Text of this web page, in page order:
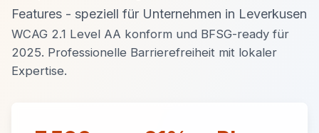
Features - speziell für Unternehmen in Leverkusen
WCAG 2.1 Level AA konform und BFSG-ready für
2025. Professionelle Barrierefreiheit mit lokaler
Expertise.